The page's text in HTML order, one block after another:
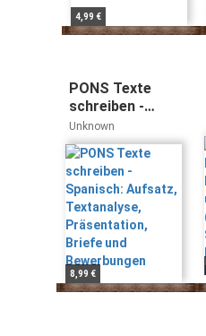
4,99 €
PONS Texte
schreiben -
Spanisch:
Aufsatz,
Textanalyse,
Präsentation,
Briefe und
Bewerbungen
Unknown
8,99 €